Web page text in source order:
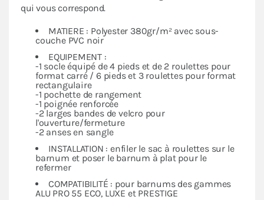
qui vous correspond.
MATIERE : Polyester 380gr/m² avec sous-
couche PVC noir
EQUIPEMENT :
-1 socle équipé de 4 pieds et de 2 roulettes pour
format carré / 6 pieds et 3 roulettes pour format
rectangulaire
-1 pochette de rangement
-1 poignée renforcée
-2 larges bandes de velcro pour
l'ouverture/fermeture
-2 anses en sangle
INSTALLATION : enfiler le sac à roulettes sur le
barnum et poser le barnum à plat pour le
refermer
COMPATIBILITÉ : pour barnums des gammes
ALU PRO 55 ECO, LUXE et PRESTIGE